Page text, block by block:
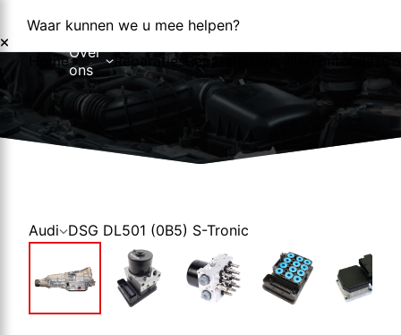
Waar kunnen we u mee helpen?
HomeOver
ons
Over ons
Nieuws
Reparaties Reparatieformulier Foutcodes
Audi DSG DL501 (0B5) S-Tronic